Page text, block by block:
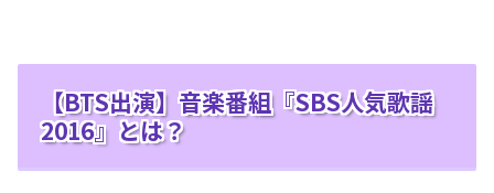
【BTS出演】音楽番組『SBS人気歌謡
2016』とは？